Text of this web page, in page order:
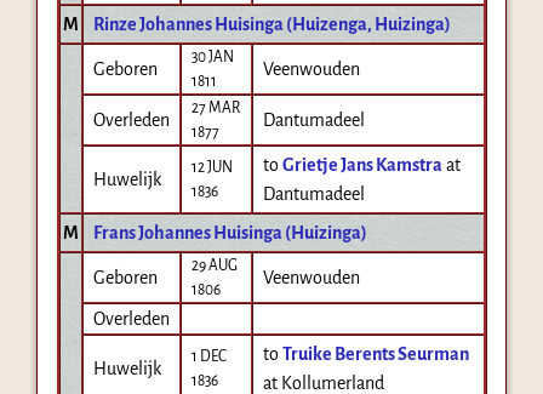
M
Rinze Johannes Huisinga (Huizenga, Huizinga)
Geboren
30 JAN
1811
Veenwouden
Overleden
27 MAR
1877
Dantumadeel
Huwelijk
12 JUN
1836
toGrietje Jans Kamstra at
Dantumadeel
M
Frans Johannes Huisinga (Huizinga)
Geboren
29 AUG
1806
Veenwouden
Overleden
Huwelijk
1 DEC
1836
toTruike Berents Seurman
at Kollumerland